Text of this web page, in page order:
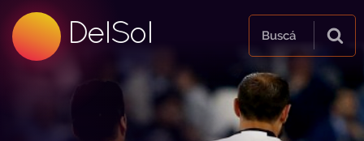
DelSol
99.5 FM
Buscá